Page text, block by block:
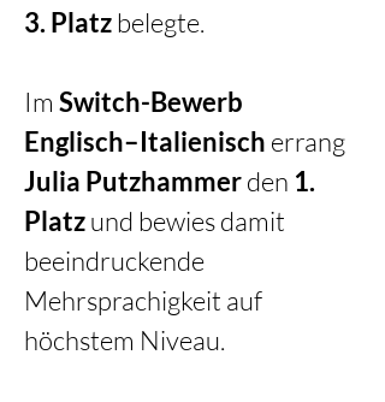
3. Platz belegte.
Im Switch-Bewerb
Englisch–Italienisch errang
Julia Putzhammer den 1.
Platz und bewies damit
beeindruckende
Mehrsprachigkeit auf
höchstem Niveau.